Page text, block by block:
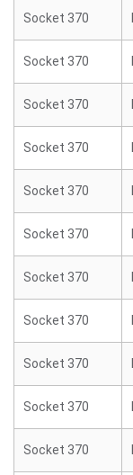
Socket 370
Socket 370
Socket 370
Socket 370
Socket 370
Socket 370
Socket 370
Socket 370
Socket 370
Socket 370
Socket 370